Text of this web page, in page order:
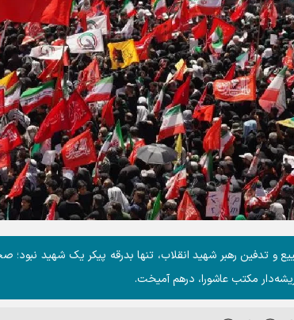
و تدفین رهبر شهید انقلاب، تنها بدرقه پیکر یک شهید
مکتب عاشورا، درهم آمیخت.